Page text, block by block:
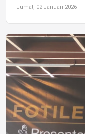
Jumat, 02 Januari 2026